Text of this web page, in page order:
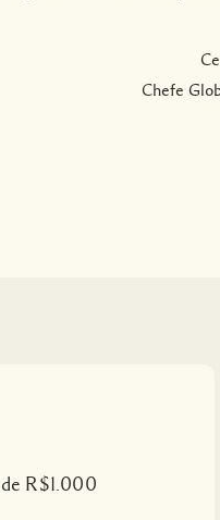
Chefe
R$1.000